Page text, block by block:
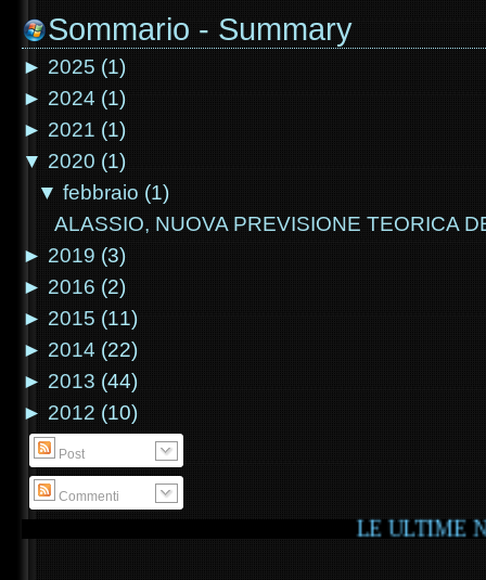
Sommario - Summary
► 2025 (1)
► 2024 (1)
► 2021 (1)
▼ 2020 (1)
▼febbraio (1)
ALASSIO, NUOVA PREVISIONE TEORICA
► 2019 (3)
► 2016 (2)
► 2015 (11)
► 2014 (22)
► 2013 (44)
► 2012 (10)
Post
Commenti
LE ULTIME NOVITA'